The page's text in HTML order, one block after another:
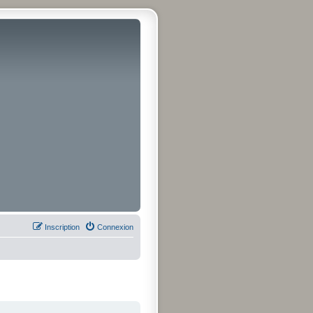
Connexion
Inscription